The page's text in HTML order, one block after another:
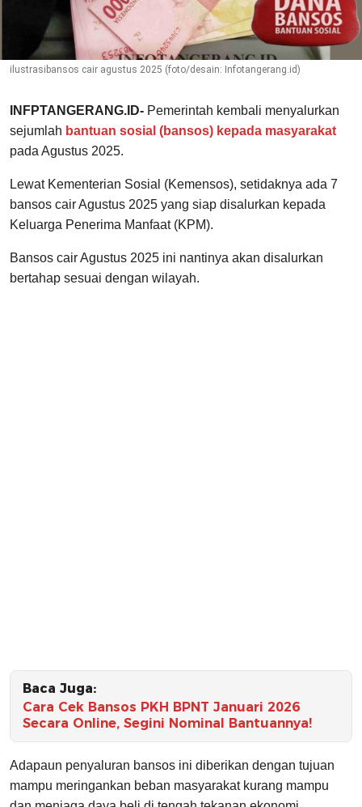
ilustrasibansos cair agustus 2025 (foto/desain: Infotangerang.id)
INFPTANGERANG.ID- Pemerintah kembali menyalurkan
sejumlah bantuan sosial (bansos) kepada masyarakat
pada Agustus 2025.
Lewat Kementerian Sosial (Kemensos), setidaknya ada 7
bansos cair Agustus 2025 yang siap disalurkan kepada
Keluarga Penerima Manfaat (KPM).
Bansos cair Agustus 2025 ini nantinya akan disalurkan
bertahap sesuai dengan wilayah.
Baca Juga:
Cara Cek Bansos PKH BPNT Januari 2026
Secara Online, Segini Nominal Bantuannya!
Adapaun penyaluran bansos ini diberikan dengan tujuan
mampu meringankan beban masyarakat kurang mampu